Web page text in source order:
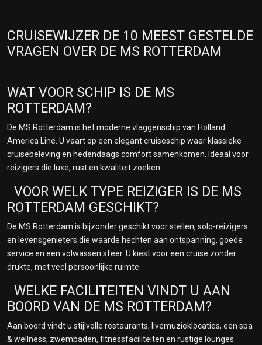
CRUISEWIJZER DE 10 MEEST GESTELDE
VRAGEN OVER DE MS ROTTERDAM
WAT VOOR SCHIP IS DE MS
ROTTERDAM?
De MS Rotterdam is het moderne vlaggenschip van Holland
America Line. U vaart op een elegant cruiseschip waar klassieke
cruisebeleving en hedendaags comfort samenkomen. Ideaal voor
reizigers die luxe, rust en kwaliteit zoeken.
VOOR WELK TYPE REIZIGER IS DE MS
ROTTERDAM GESCHIKT?
De MS Rotterdam is bijzonder geschikt voor stellen, solo-reizigers
en levensgenieters die waarde hechten aan ontspanning, goede
service en een volwassen sfeer. U kiest voor een cruise zonder
drukte, met veel persoonlijke ruimte.
WELKE FACILITEITEN VINDT U AAN
BOORD VAN DE MS ROTTERDAM?
Aan boord vindt u stijlvolle restaurants, livemuzieklocaties, een spa
& wellness, zwembaden, fitnessfaciliteiten en rustige lounges.